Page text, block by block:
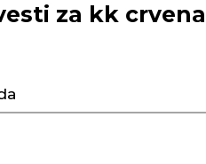
za kk